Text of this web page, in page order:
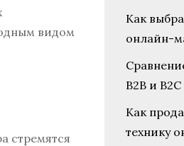
видом
стремятся
Как
онлайн-
B2B и B2C
Как
технику